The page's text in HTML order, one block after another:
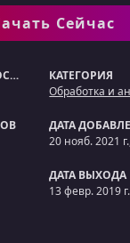
Сейчас
ПРОДОЛЖИТЕЛЬНОСТЬ
КАТЕГОРИЯ
ДАТА
20 нояб. 2021
ДАТА ВЫХОДА
13 февр. 2019